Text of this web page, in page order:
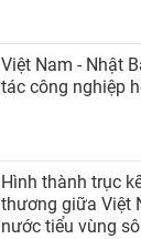
Việt Nam - Nhật
tác công nghiệp
Hình thành trục
thương giữa Việt
nước tiểu vùng